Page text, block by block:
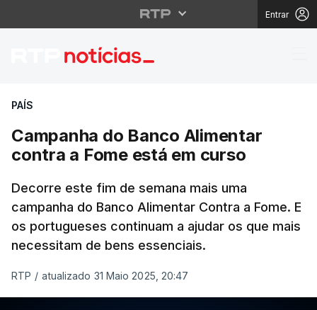
Entrar
Campanha do Banco
PAÍS
Campanha do Banco Alimentar
contra a Fome está em curso
Decorre este fim de semana mais uma
campanha do Banco Alimentar Contra a Fome. E
os portugueses continuam a ajudar os que mais
necessitam de bens essenciais.
RTP / atualizado 31 Maio 2025, 20:47